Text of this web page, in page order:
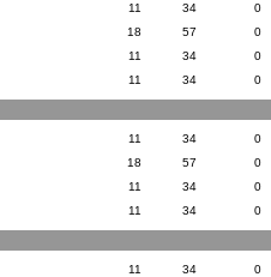
11 34 0
18 57 0
11 34 0
11 34 0
11 34 0
18 57 0
11 34 0
11 34 0
11 34 0